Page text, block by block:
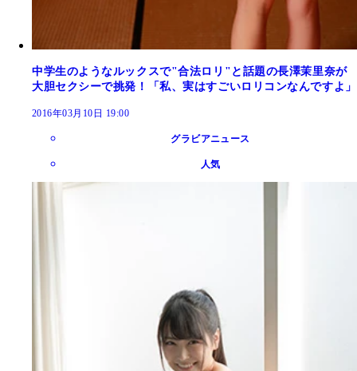
中学生のようなルックスで"合法ロリ"と話題の長澤茉里奈が
大胆セクシーで挑発！「私、実はすごいロリコンなんですよ」
2016年03月10日 19:00
グラビアニュース
人気